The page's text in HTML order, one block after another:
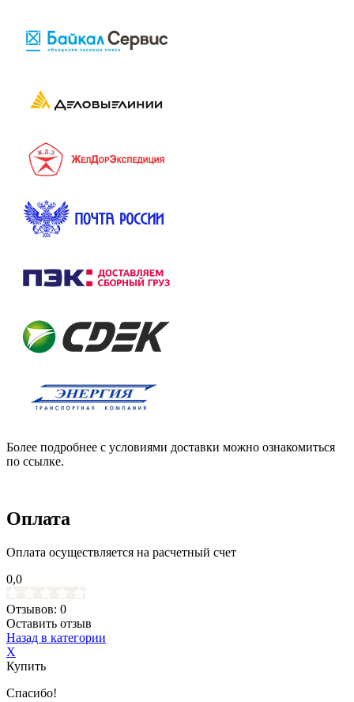
Более подробнее с условиями доставки можно ознакомиться
по ссылке.
Оплата
Оплата осуществляется на расчетный счет
0,0
Отзывов: 0
Оставить отзыв
Назад в категории
X
Купить
Спасибо!